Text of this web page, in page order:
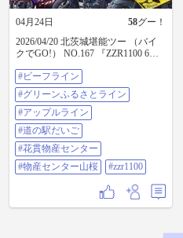
04月24日 58グー！
2026/04/20 北茨城堪能ツー （バイ
クでGO!） NO.167 『ZZR1100 6
今回は『バイクでGO！』から5台
初参加の方が1台 合計6台です♪ ま
ずは地元で5台 山桜で1台合流 物産
センター山桜から6台で出発💨💨 ビ
ーフ、ウグイス、ビーフ、グリー
ンラインを走り花貫物産センター
に向かう事に💨 やっぱりグリーン
ふるさとラインは気持ちいい😋 あ
っという間に花貫物産センターに
到着🚬🚾☕️休憩して『道の駅だい
ご』に一つ目のアップルラインを
走り向かう💨 ライダー&バイクの
#ビーフライン
#グリーンふるさとライン
#アップルライン
#道の駅だいご
#花貫物産センター
#物産センター山桜
#zzr1100